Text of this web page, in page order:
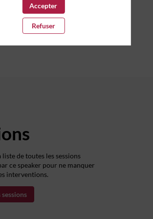
in voluptate velit esse cillum dolore eu
Excepteur sint occaecat
proident, sunt in culpa qui officia
anim id est laborum.
liste de toutes les sessions
ce speaker pour ne manquer
interventions.
sessions
Accepter
Refuser